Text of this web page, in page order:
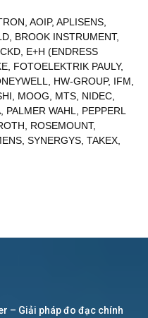
, AOIP, APLISENS,
, BROOK INSTRUMENT,
CKD, E+H (ENDRESS
, FOTOELEKTRIK PAULY,
, HW-GROUP, IFM,
, MOOG, MTS, NIDEC,
, PALMER WAHL, PEPPERL
, ROSEMOUNT,
, SYNERGYS, TAKEX,
– Giải pháp đo đạc chính